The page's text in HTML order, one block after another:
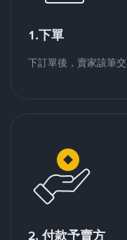
1.下單
下訂單後，賣家該筆
2. 付款予賣方